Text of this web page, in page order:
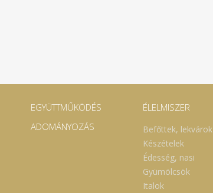
EGYÜTTMŰKÖDÉS
ADOMÁNYOZÁS
ÉLELMISZER
Befőttek, lekvárok
Készételek
Édesség, nasi
Gyümölcsök
Italok